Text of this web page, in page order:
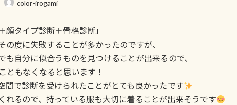
color-irogami
顔タイプ診断＋骨格診断」
度に失敗することが多かったのですが、
自分に似合うものを見つけることが出来るので、
ともなくなると思います！
間で診断を受けられたことがとても良かったです
れるので、持っている服も大切に着ることが出来そうです